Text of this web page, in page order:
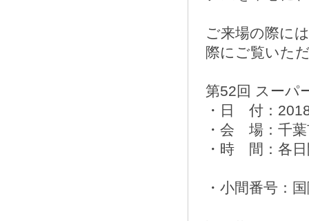
ご来場の際に
際にご覧いた
第52回 スーパ
・日 付：
・会 場：千
・時 間：各日
・小間番号：